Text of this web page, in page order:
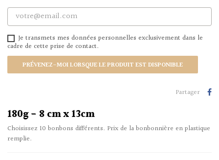
Je transmets mes données personnelles exclusivement dans le
cadre de cette prise de contact.
PRÉVENEZ-MOI LORSQUE LE PRODUIT EST DISPONIBLE
Partager
180g - 8 cm x 13cm
Choisissez 10 bonbons différents. Prix de la bonbonnière en plastique
remplie.